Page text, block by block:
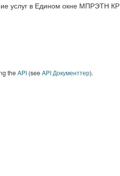
услуг в Едином окне МПРЭТН КР
theAPI(seeAPI Документтер).